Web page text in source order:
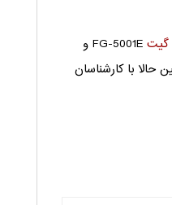
گیت
FG-5001E و
حالا با کارشناسان